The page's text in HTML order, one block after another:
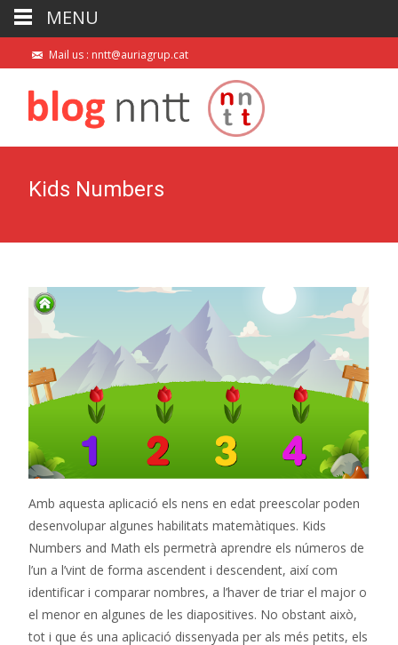
Mail us : nntt@auriagrup.cat
Kids Numbers
Amb aquesta aplicació els nens en edat preescolar poden
desenvolupar algunes habilitats matemàtiques. Kids
Numbers and Math els permetrà aprendre els números de
l’un a l’vint de forma ascendent i descendent, així com
identificar i comparar nombres, a l’haver de triar el major o
el menor en algunes de les diapositives. No obstant això,
tot i que és una aplicació dissenyada per als més petits, els
MENU